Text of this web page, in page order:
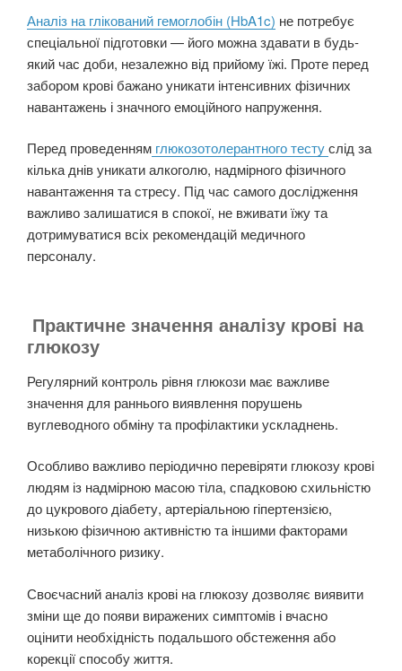
Аналіз на глікований гемоглобін (HbA1c) не потребує
спеціальної підготовки — його можна здавати в будь-
який час доби, незалежно від прийому їжі. Проте перед
забором крові бажано уникати інтенсивних фізичних
навантажень і значного емоційного напруження.
Перед проведенням глюкозотолерантного тестуслід за
кілька днів уникати алкоголю, надмірного фізичного
навантаження та стресу. Під час самого дослідження
важливо залишатися в спокої, не вживати їжу та
дотримуватися всіх рекомендацій медичного
персоналу.
Практичне значення аналізу крові на
глюкозу
Регулярний контроль рівня глюкози має важливе
значення для раннього виявлення порушень
вуглеводного обміну та профілактики ускладнень.
Особливо важливо періодично перевіряти глюкозу крові
людям із надмірною масою тіла, спадковою схильністю
до цукрового діабету, артеріальною гіпертензією,
низькою фізичною активністю та іншими факторами
метаболічного ризику.
Своєчасний аналіз крові на глюкозу дозволяє виявити
зміни ще до появи виражених симптомів і вчасно
оцінити необхідність подальшого обстеження або
корекції способу життя.